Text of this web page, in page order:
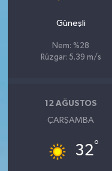
Güneşli
Nem: %28
Rüzgar: 5.39 m/s
12 AĞUSTOS
ÇARŞAMBA
32°